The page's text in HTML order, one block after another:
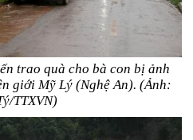
trao quà cho bà con bị ảnh
giới Mỹ Lý (Nghệ An). (Ảnh:
TTXVN)